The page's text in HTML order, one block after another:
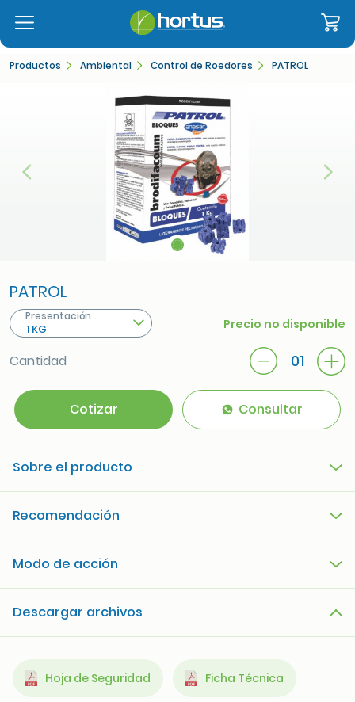
Productos Ambiental Control de Roedores PATROL
Anterior
PATROL
1 KG
Presentación
Precio no disponible
Cantidad 01
Cotizar Consultar
Sobre el producto
Recomendación
Modo de acción
Hoja de Seguridad Ficha Técnica
Descargar archivos